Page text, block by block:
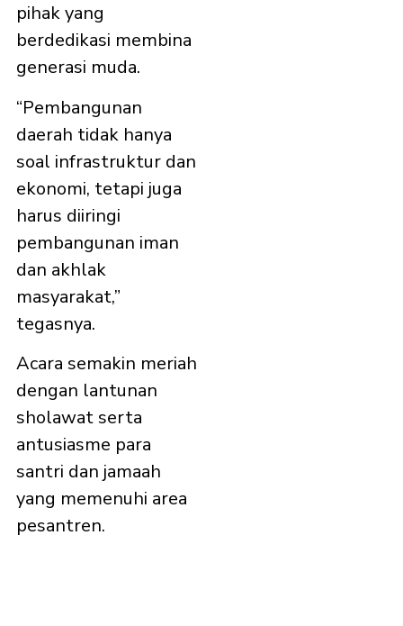
pihak yang
berdedikasi membina
generasi muda.
“Pembangunan
daerah tidak hanya
soal infrastruktur dan
ekonomi, tetapi juga
harus diiringi
pembangunan iman
dan akhlak
masyarakat,”
tegasnya.
Acara semakin meriah
dengan lantunan
sholawat serta
antusiasme para
santri dan jamaah
yang memenuhi area
pesantren.